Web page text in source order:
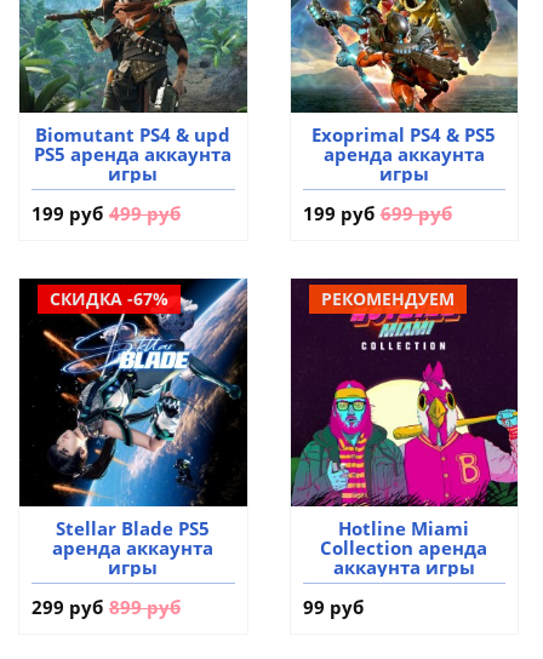
Biomutant PS4 & upd
PS5 аренда аккаунта
игры
199 руб 499 руб
Exoprimal PS4 & PS5
аренда аккаунта
игры
199 руб 699 руб
СКИДКА -67%
Stellar Blade PS5
аренда аккаунта
игры
299 руб 899 руб
РЕКОМЕНДУЕМ
Hotline Miami
Collection аренда
аккаунта игры
99 руб